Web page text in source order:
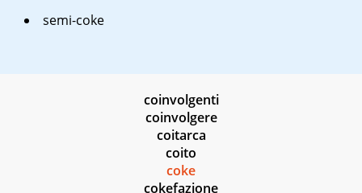
semi-coke
coinvolgenti
coinvolgere
coitarca
coito
coke
cokefazione